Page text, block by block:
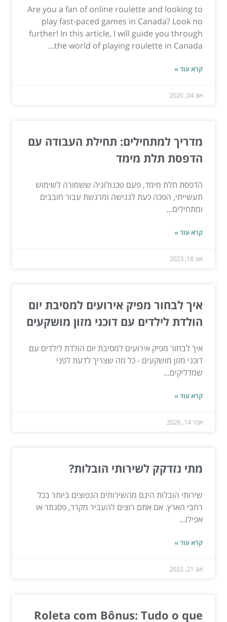
Are you a fan of online roulette and looking to
play fast-paced games in Canada? Look no
further! In this article, I will guide you through
the world of playing roulette in Canada...
קרא עוד »
אוג 04, 2026
מדריך למתחילים: תחילת העבודה עם
הדפסת תלת מימד
הדפסת תלת מימד, פעם טכנולוגיה ששמורה לשימוש
תעשייתי, הפכה כעת לנגישה ומרגשת עבור חובבים
ומתחילים...
קרא עוד »
אוג 18, 2023
איך לבחור מפיק אירועים למסיבת יום
הולדת לילדים עם דוכני מזון מושקעים
איך לבחור מפיק אירועים למסיבת יום הולדת לילדים עם
דוכני מזון מושקעים - כל מה שצריך לדעת לפני
שמדליקים...
קרא עוד »
אפר 14, 2026
מתי נזדקק לשירותי הובלות?
שירותי הובלות הינם מהשירותים הנפוצים ביותר בכל
רחבי הארץ. אם אתם רוצים להעביר מקרר, פסנתר או
אפילו...
קרא עוד »
אוג 21, 2022
Roleta com Bônus: Tudo o que